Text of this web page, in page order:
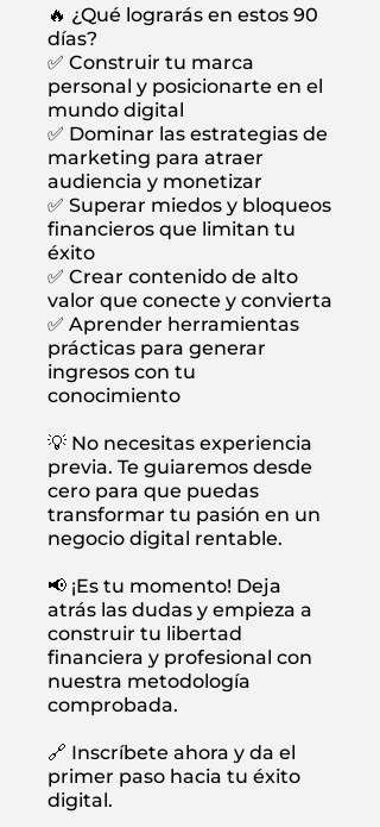
🔥 ¿Qué lograrás en estos 90
días?
✅ Construir tu marca
personal y posicionarte en el
mundo digital
✅ Dominar las estrategias de
marketing para atraer
audiencia y monetizar
✅ Superar miedos y bloqueos
financieros que limitan tu
éxito
✅ Crear contenido de alto
valor que conecte y convierta
✅ Aprender herramientas
prácticas para generar
ingresos con tu
conocimiento
💡 No necesitas experiencia
previa. Te guiaremos desde
cero para que puedas
transformar tu pasión en un
negocio digital rentable.
📢 ¡Es tu momento! Deja
atrás las dudas y empieza a
construir tu libertad
financiera y profesional con
nuestra metodología
comprobada.
🔗 Inscríbete ahora y da el
primer paso hacia tu éxito
digital.